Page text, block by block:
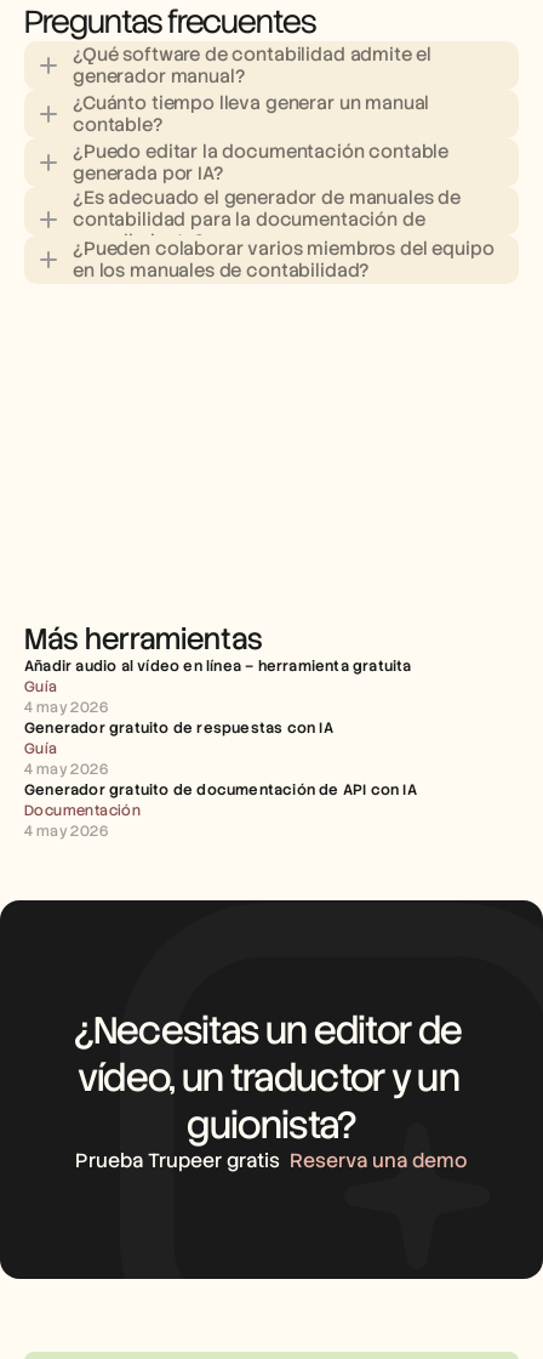
Preguntas frecuentes
¿Qué software de contabilidad admite el
generador manual?
¿Cuánto tiempo lleva generar un manual
contable?
¿Puedo editar la documentación contable
generada por IA?
¿Es adecuado el generador de manuales de
contabilidad para la documentación de
cumplimiento?
¿Pueden colaborar varios miembros del equipo
en los manuales de contabilidad?
Más herramientas
Añadir audio al vídeo en línea – herramienta gratuita
Guía
4 may 2026
Generador gratuito de respuestas con IA
Guía
4 may 2026
Generador gratuito de documentación de API con IA
Documentación
4 may 2026
¿Necesitas un editor de
vídeo, un traductor y un
guionista?
Prueba Trupeer gratis Reserva una demo